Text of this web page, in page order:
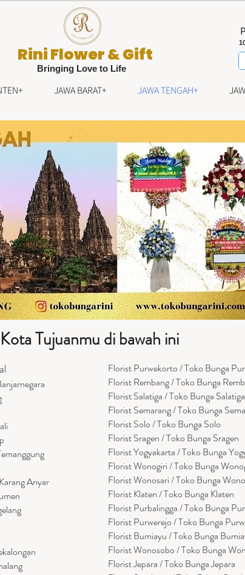
Rini Flower & Gift
Bringing Love to Life
JAWA BARAT+ JAWA TENGAH+
Tujuanmu di bawah ini
Anyar
Florist Purwekorto / Toko Bunga
Florist Rembang / Toko Bunga
Florist Salatiga / Toko Bunga Salatiga
Florist Semarang / Toko Bunga
Florist Solo / Toko Bunga Solo
Florist Sragen / Toko Bunga Sragen
Florist Yogyakarta / Toko Bunga
Florist Wonogiri / Toko Bunga
Florist Wonosari / Toko Bunga
Florist Klaten / Toko Bunga Klaten
Florist Purbalingga / Toko Bunga
Florist Purwerejo / Toko Bunga
Florist Bumiayu / Toko Bunga
Florist Wonosobo / Toko Bunga
Florist Jepara / Toko Bunga Jepara